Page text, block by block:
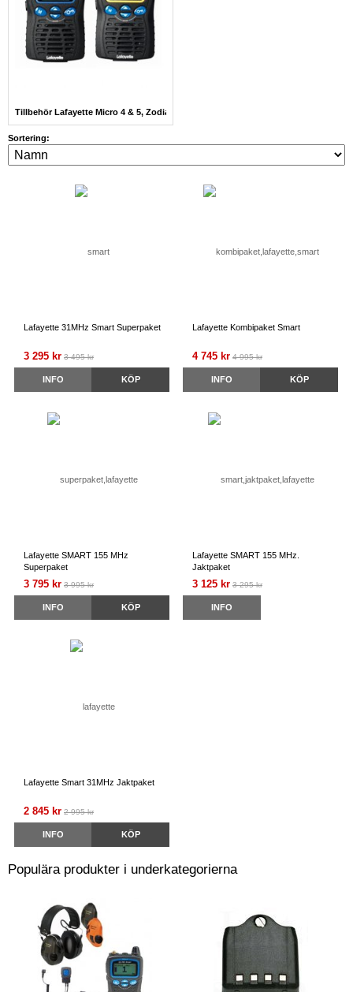
Tillbehör Lafayette Micro 4 & 5, Zodiac Team
Sortering:
Lafayette 31MHz Smart Superpaket
3 295 kr 3 495 kr
INFO KÖP
Lafayette Kombipaket Smart
4 745 kr 4 995 kr
INFO KÖP
Lafayette SMART 155 MHz
Superpaket
3 795 kr 3 995 kr
INFO KÖP
Lafayette SMART 155 MHz.
Jaktpaket
3 125 kr 3 295 kr
INFO
Lafayette Smart 31MHz Jaktpaket
2 845 kr 2 995 kr
INFO KÖP
Populära produkter i underkategorierna